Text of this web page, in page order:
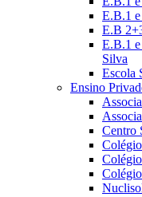
E.B.1
E.B
E.B.1
Silva
Escola
Ensino
Centro